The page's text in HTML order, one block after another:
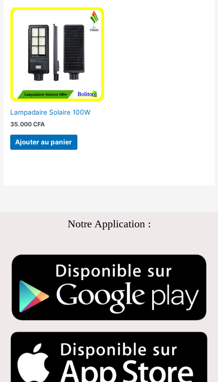
Lampadaire Solaire 100W
35.000CFA
Ajouter au panier
Notre Application :